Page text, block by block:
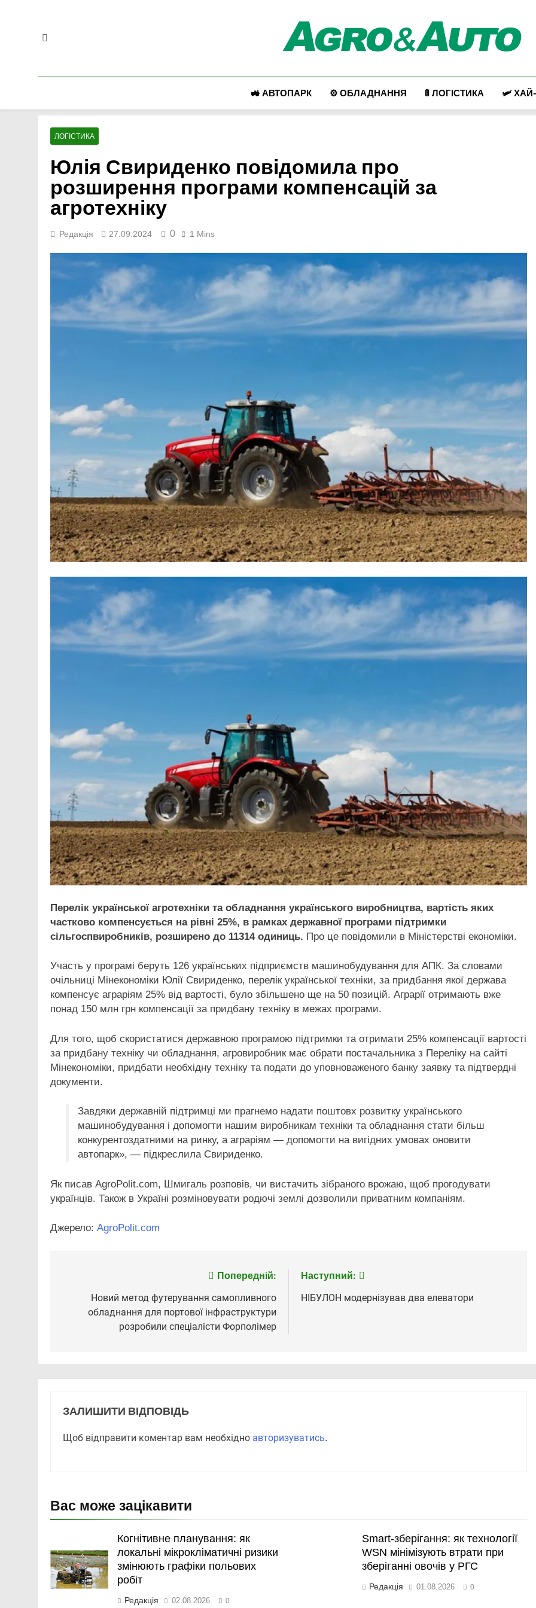
Agro & Auto
🚜 АВТОПАРК ⚙️ ОБЛАДНАННЯ 🚦 ЛОГІСТИКА 🛩️
ЛОГІСТИКА
Юлія Свириденко повідомила про
розширення програми компенсацій за
агротехніку
Редакція 27.09.2024 0 1 Mins
Перелік української агротехніки та обладнання українського виробництва, вартість яких
частково компенсується на рівні 25%, в рамках державної програми підтримки
сільгоспвиробників, розширено до 11314 одиниць. Про це повідомили в Міністерстві економіки.
Участь у програмі беруть 126 українських підприємств машинобудування для АПК. За словами
очільниці Мінекономіки Юлії Свириденко, перелік української техніки, за придбання якої держава
компенсує аграріям 25% від вартості, було збільшено ще на 50 позицій. Аграрії отримають вже
понад 150 млн грн компенсації за придбану техніку в межах програми.
Для того, щоб скористатися державною програмою підтримки та отримати 25% компенсації вартості
за придбану техніку чи обладнання, агровиробник має обрати постачальника з Переліку на сайті
Мінекономіки, придбати необхідну техніку та подати до уповноваженого банку заявку та підтвердні
документи.
Завдяки державній підтримці ми прагнемо надати поштовх розвитку українського
машинобудування і допомогти нашим виробникам техніки та обладнання стати більш
конкурентоздатними на ринку, а аграріям — допомогти на вигідних умовах оновити
автопарк», — підкреслила Свириденко.
Як писав AgroPolit.com, Шмигаль розповів, чи вистачить зібраного врожаю, щоб прогодувати
українців. Також в Україні розміновувати родючі землі дозволили приватним компаніям.
Джерело: AgroPolit.com
записів
Попередній:
Новий метод футерування самопливного
обладнання для портової інфраструктури
розробили спеціалісти Форполімер
Наступний:
НІБУЛОН модернізував два елеватори
ЗАЛИШИТИ ВІДПОВІДЬ
Щоб відправити коментар вам необхідно авторизуватись.
Вас може зацікавити
Когнітивне планування: як
локальні мікрокліматичні ризики
змінюють графіки польових
робіт
Редакція 02.08.2026 0
Smart-зберігання: як технології
WSN мінімізують втрати при
зберіганні овочів у РГС
Редакція 01.08.2026 0